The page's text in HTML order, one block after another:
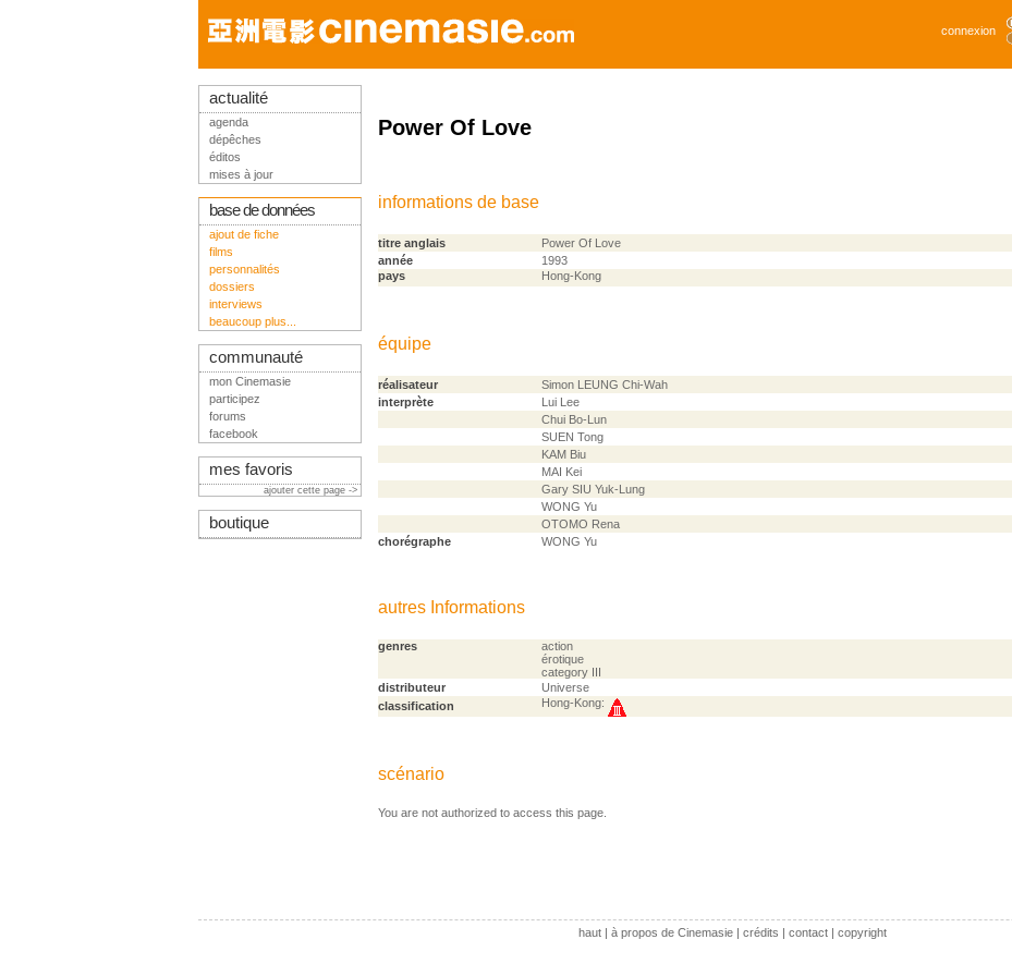
connexion
Power Of Love
informations de base
titre anglais
Power Of Love
année
1993
pays
Hong-Kong
équipe
réalisateur
Simon LEUNG Chi-Wah
interprète
Lui Lee
Chui Bo-Lun
SUEN Tong
KAM Biu
MAI Kei
Gary SIU Yuk-Lung
WONG Yu
OTOMO Rena
chorégraphe
WONG Yu
autres Informations
genres
action
érotique
category III
distributeur
Universe
classification
Hong-Kong:
scénario
You are not authorized to access this page.
actualité
agenda
dépêches
éditos
mises à jour
base de données
ajout de fiche
films
personnalités
dossiers
interviews
beaucoup plus...
communauté
mon Cinemasie
participez
forums
facebook
mes favoris
ajouter cette page ->
boutique
haut| à propos de Cinemasie| crédits | contact| copyright